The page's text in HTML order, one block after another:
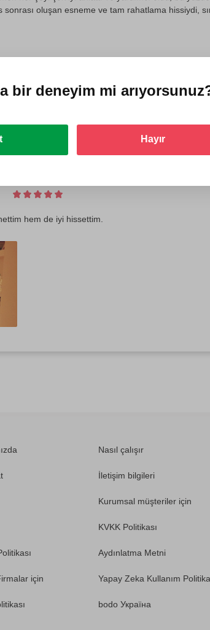
oluşan esneme ve tam rahatlama hissiydi,
hem de iyi hissettim.
Nasıl çalışır
İletişim bilgileri
Kurumsal müşteriler için
KVKK Politikası
Aydınlatma Metni
için Yapay Zeka Kullanım
bodo Україна
bir deneyim mi
Hayır